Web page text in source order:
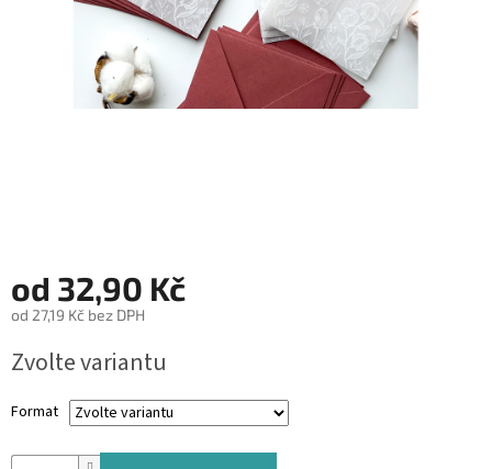
ZAKÁZKOVÝ
POUKAZY
od 32,90 Kč
od 27,19 Kč bez DPH
cena:
Zvolte variantu
Format